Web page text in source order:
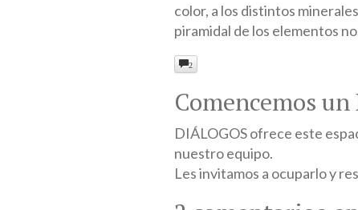
color, a los distintos
piramidal de los elementos
2
Comencemos
DIÁLOGOS ofrece este
nuestro equipo.
Les invitamos a ocuparlo y